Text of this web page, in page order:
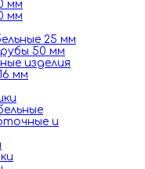
мм
мм
25 мм
50 мм
изделия
мм
и